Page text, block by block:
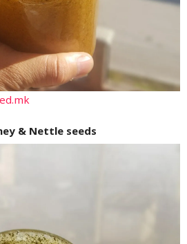
& Nettle seeds